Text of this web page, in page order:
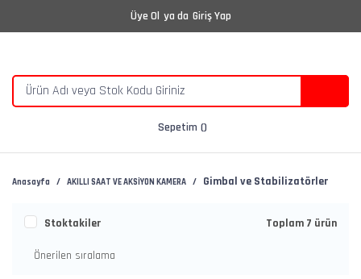
Üye Ol ya da Giriş Yap
Sepetim
Anasayfa AKILLI SAAT VE AKSİYON KAMERA Gimbal ve Stabilizatörler
Stoktakiler Toplam 7 ürün